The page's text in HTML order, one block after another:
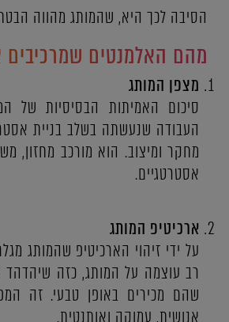
הסיבה לכך היא, שהמותג מהווה
מהם האלמנטים
מצפן המותג
סיכום האמיתות הבסיסיות של
העבודה שנעשתה בשלב בניית
מחקר ומיצוב. הוא מורכב מחזון,
אסטרטגיים.
ארכיטיפ המותג
על ידי זיהוי הארכיטיפ שהמותג
רב עוצמה על המותג, כזה
שהם מכירים באופן טבעי. זה
אנושית, עמוקה ואותנטית.